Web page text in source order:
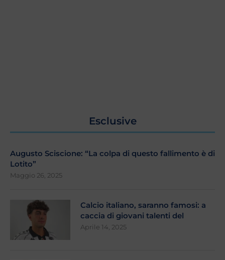
Esclusive
Augusto Sciscione: “La colpa di questo fallimento è di
Lotito”
Maggio 26, 2025
Calcio italiano, saranno famosi: a
caccia di giovani talenti del
Aprile 14, 2025